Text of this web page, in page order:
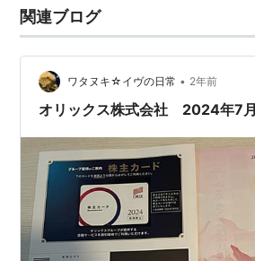
関連ブログ
ワタヌキ☆イヴの日常 • 2年前
オリックス株式会社 2024年7月